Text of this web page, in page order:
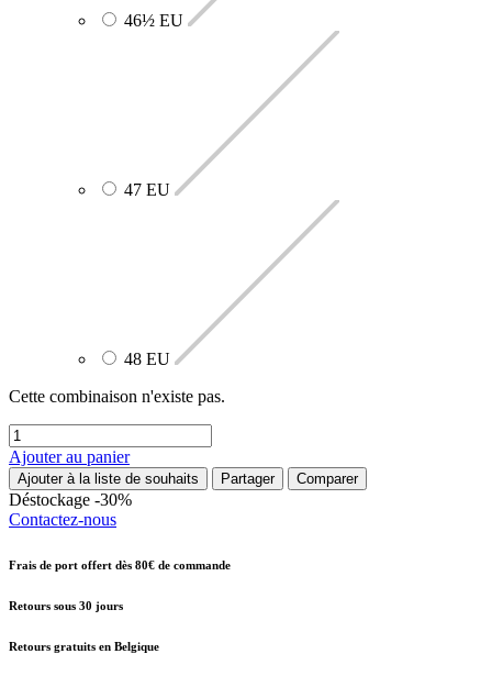
46½ EU
47 EU
48 EU
Cette combinaison n'existe pas.
Ajouter au panier
Ajouter à la liste de souhaits Partager Comparer
Déstockage -30%
Contactez-nous
Frais de port offert dès 80€ de commande
Retours sous 30 jours
Retours gratuits en Belgique